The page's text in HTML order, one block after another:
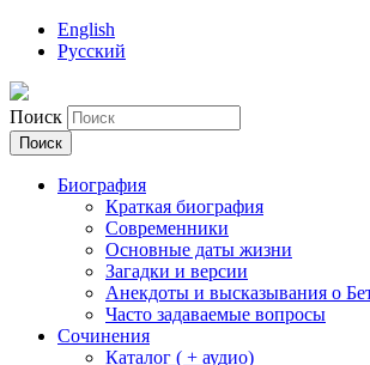
English
Русский
Поиск
Биография
Краткая биография
Современники
Основные даты жизни
Загадки и версии
Анекдоты и высказывания о
Часто задаваемые вопросы
Сочинения
Каталог ( + аудио)